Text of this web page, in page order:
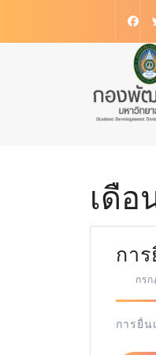
เดือ
กา
กร
การยื่น